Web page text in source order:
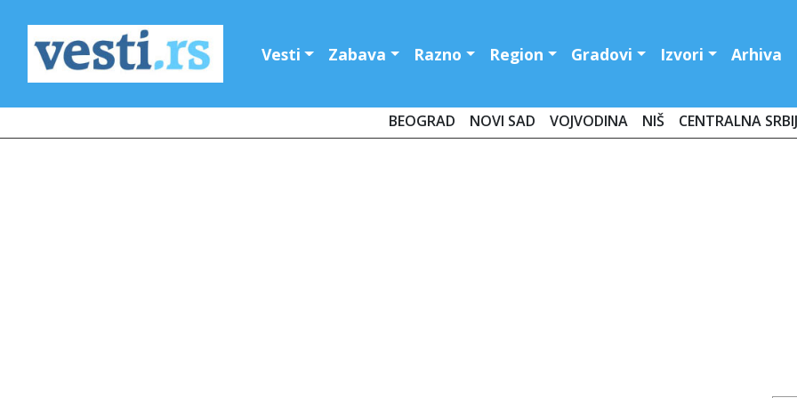
Vesti Zabava Razno Region Gradovi Izvori Arhiva
BEOGRAD NOVI SAD VOJVODINA NIŠ CENTRALNA